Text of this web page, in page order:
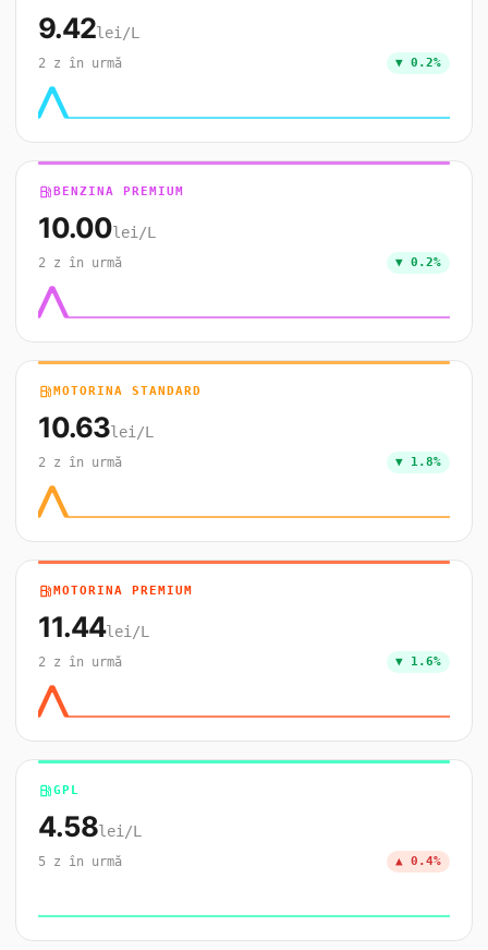
9.42lei/L
2 z în urmă ▼ 0.2%
local_gas_stationBENZINA PREMIUM
10.00lei/L
2 z în urmă ▼ 0.2%
local_gas_stationMOTORINA STANDARD
10.63lei/L
2 z în urmă ▼ 1.8%
local_gas_stationMOTORINA PREMIUM
11.44lei/L
2 z în urmă ▼ 1.6%
local_gas_stationGPL
4.58lei/L
5 z în urmă ▲ 0.4%